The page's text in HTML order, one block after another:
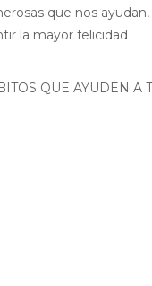
que nos
la mayor felicidad
QUE AYUDEN A